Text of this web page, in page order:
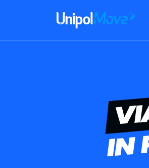
UnipolMove
IN